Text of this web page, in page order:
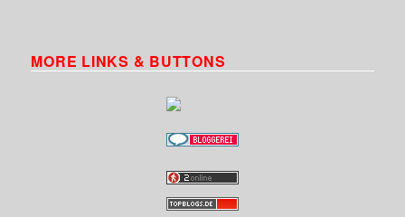
MORE LINKS & BUTTONS